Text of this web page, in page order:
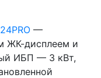
—
ЖК-дисплеем и
ИБП — 3 кВт,